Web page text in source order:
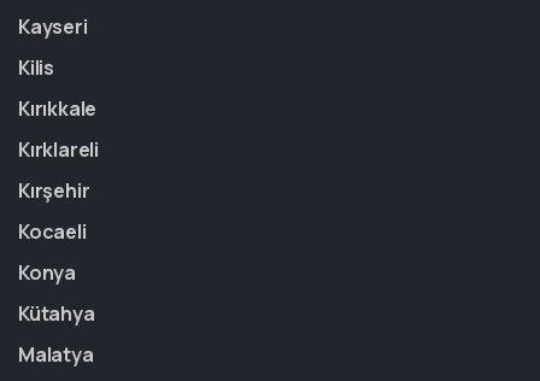
Kayseri
Kilis
Kırıkkale
Kırklareli
Kırşehir
Kocaeli
Konya
Kütahya
Malatya